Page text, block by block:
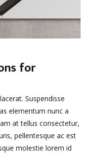
for
Suspendisse
elementum nunc a
at tellus consectetur,
pellentesque ac est
molestie lorem id